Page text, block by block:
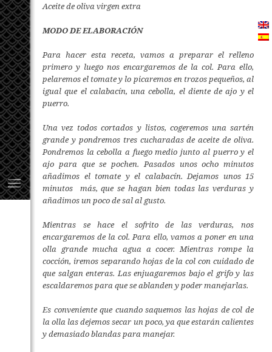
Aceite de oliva virgen extra
MODO DE ELABORACIÓN
Para hacer esta receta, vamos a preparar el relleno
primero y luego nos encargaremos de la col. Para ello,
pelaremos el tomate y lo picaremos en trozos pequeños, al
igual que el calabacín, una cebolla, el diente de ajo y el
puerro.
Una vez todos cortados y listos, cogeremos una sartén
grande y pondremos tres cucharadas de aceite de oliva.
Pondremos la cebolla a fuego medio junto al puerro y el
ajo para que se pochen. Pasados unos ocho minutos
añadimos el tomate y el calabacín. Dejamos unos 15
minutos más, que se hagan bien todas las verduras y
añadimos un poco de sal al gusto.
Mientras se hace el sofrito de las verduras, nos
encargaremos de la col. Para ello, vamos a poner en una
olla grande mucha agua a cocer. Mientras rompe la
cocción, iremos separando hojas de la col con cuidado de
que salgan enteras. Las enjuagaremos bajo el grifo y las
escaldaremos para que se ablanden y poder manejarlas.
Es conveniente que cuando saquemos las hojas de col de
la olla las dejemos secar un poco, ya que estarán calientes
y demasiado blandas para manejar.